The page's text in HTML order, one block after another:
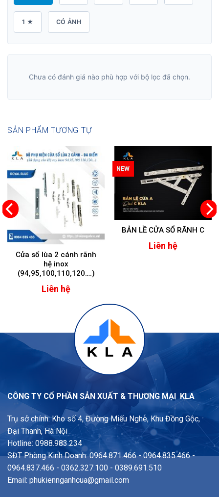
1 ★ CÓ ẢNH
Chưa có đánh giá nào phù hợp với bộ lọc đã chọn.
SẢN PHẨM TƯƠNG TỰ
Cửa sổ lùa 2 cánh rãnh
hệ inox
(94,95,100,110,120….)
Liên hệ
NEW
BẢN LỀ CỬA SỔ RÃNH C
Liên hệ
CÔNG TY CỔ PHẦN SẢN XUẤT & THƯƠNG MẠI KLA
Trụ sở chính: Kho số 4, Đường Miếu Nghè, Khu Đồng Gộc,
Đại Thanh, Hà Nội
Hotline: 0988.983.234
SĐT Phòng Kinh Doanh: 0964.871.466 - 0964.835.466 -
0964.837.466 - 0362.327.100 - 0389.691.510
Email: phukiennganhcua@gmail.com